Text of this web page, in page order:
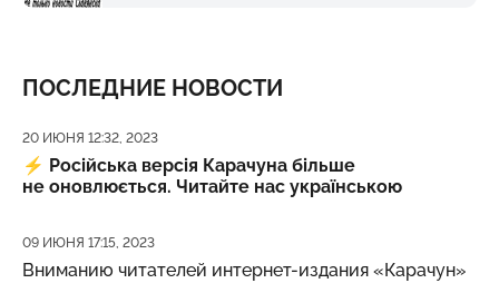
ПОСЛЕДНИЕ НОВОСТИ
Дата публикации
20 ИЮНЯ 12:32, 2023
⚡️ Російська версія Карачуна більше
не оновлюється. Читайте нас українською
Дата публикации
09 ИЮНЯ 17:15, 2023
Вниманию читателей интернет-издания «Карачун»